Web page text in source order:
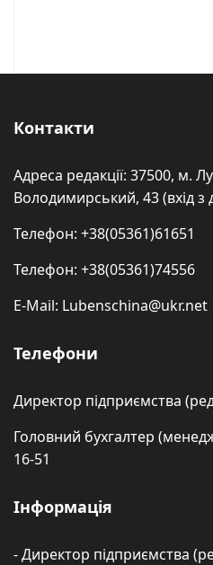
Контакти
Адреса редакції: 37500, м.
Володимирський, 43 (вхід з
Телефон: +38(05361)61651
Телефон: +38(05361)74556
E-Mail: Lubenschina@ukr.net
Телефони
Директор підприємства
Головний бухгалтер
16-51
Інформація
- Директор підприємства